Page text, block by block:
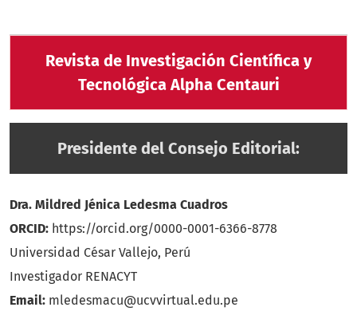
Revista de Investigación Científica y
Tecnológica Alpha Centauri
Presidente del Consejo Editorial:
Dra. Mildred Jénica Ledesma Cuadros
ORCID: https://orcid.org/0000-0001-6366-8778
Universidad César Vallejo, Perú
Investigador RENACYT
Email: mledesmacu@ucvvirtual.edu.pe